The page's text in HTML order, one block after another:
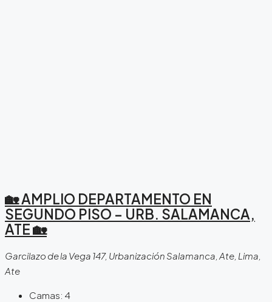
🏡 AMPLIO DEPARTAMENTO EN
SEGUNDO PISO – URB. SALAMANCA,
ATE 🏡
Garcilazo de la Vega 147, Urbanización Salamanca, Ate, Lima,
Ate
Camas: 4